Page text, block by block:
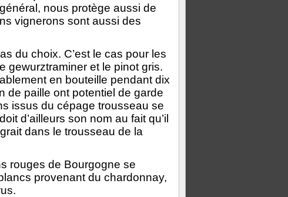
nous protège aussi de
vignerons sont aussi des
du choix. C’est le cas pour les
gewurztraminer et le pinot gris.
en bouteille pendant dix
de paille ont potentiel de garde
issus du cépage trousseau se
d’ailleurs son nom au fait qu’il
dans le trousseau de la
rouges de Bourgogne se
provenant du chardonnay,